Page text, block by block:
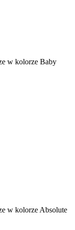
w kolorze Baby
w kolorze Absolute